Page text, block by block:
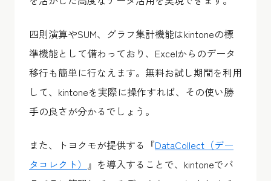
四則演算やSUM、グラフ集計機能はkintoneの標
準機能として備わっており、Excelからのデータ
移行も簡単に行なえます。無料お試し期間を利用
して、kintoneを実際に操作すれば、その使い勝
手の良さが分かるでしょう。
また、トヨクモが提供する『DataCollect（デー
タコレクト） 』を導入することで、kintoneでバ